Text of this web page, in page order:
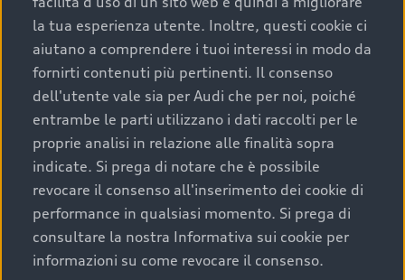
costante e accurata;
condizioni della carrozzeria e degli interni: una
buona conservazione evidenzia cura e attenzione del
precedente proprietario;
efficienza meccanica: motore, trasmissione e
componenti principali in ottimo stato garantiscono
prestazioni affidabili e sicure.
Acquistare un’auto usata in una Concessionaria ufficiale
Audi che offre l’usato garantito tramite Audi Prima
Scelta :plus, significa affidarsi ad un prodotto che viene
sottoposto a 110 controlli approfonditi e coperto da
la tua esperienza utente. Inoltre, questi cookie ci
aiutano a comprendere i tuoi interessi in modo da
fornirti contenuti più pertinenti. Il consenso
dell'utente vale sia per Audi che per noi, poiché
entrambe le parti utilizzano i dati raccolti per le
proprie analisi in relazione alle finalità sopra
indicate. Si prega di notare che è possibile
revocare il consenso all'inserimento dei cookie di
performance in qualsiasi momento. Si prega di
consultare la nostra Informativa sui cookie per
informazioni su come revocare il consenso.